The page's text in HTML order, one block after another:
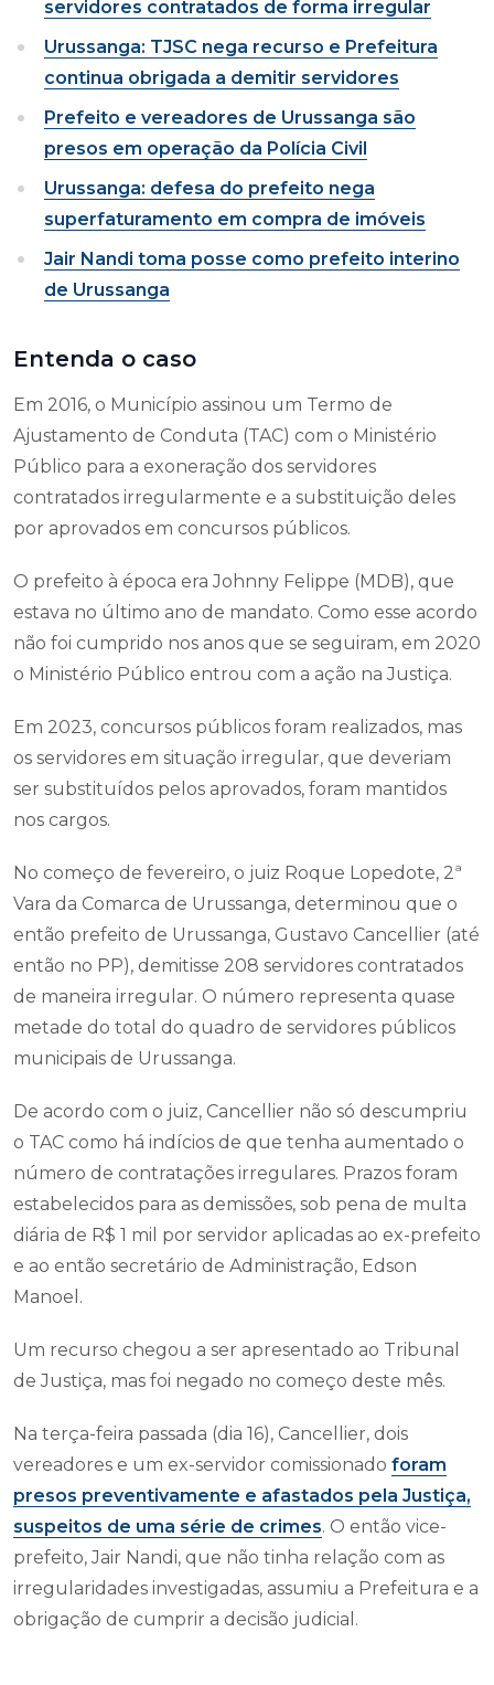
servidores contratados de forma irregular
Urussanga: TJSC nega recurso e Prefeitura
continua obrigada a demitir servidores
Prefeito e vereadores de Urussanga são
presos em operação da Polícia Civil
Urussanga: defesa do prefeito nega
superfaturamento em compra de imóveis
Jair Nandi toma posse como prefeito interino
de Urussanga
Entenda o caso
Em 2016, o Município assinou um Termo de
Ajustamento de Conduta (TAC) com o Ministério
Público para a exoneração dos servidores
contratados irregularmente e a substituição deles
por aprovados em concursos públicos.
O prefeito à época era Johnny Felippe (MDB), que
estava no último ano de mandato. Como esse acordo
não foi cumprido nos anos que se seguiram, em 2020
o Ministério Público entrou com a ação na Justiça.
Em 2023, concursos públicos foram realizados, mas
os servidores em situação irregular, que deveriam
ser substituídos pelos aprovados, foram mantidos
nos cargos.
No começo de fevereiro, o juiz Roque Lopedote, 2ª
Vara da Comarca de Urussanga, determinou que o
então prefeito de Urussanga, Gustavo Cancellier (até
então no PP), demitisse 208 servidores contratados
de maneira irregular. O número representa quase
metade do total do quadro de servidores públicos
municipais de Urussanga.
De acordo com o juiz, Cancellier não só descumpriu
o TAC como há indícios de que tenha aumentado o
número de contratações irregulares. Prazos foram
estabelecidos para as demissões, sob pena de multa
diária de R$ 1 mil por servidor aplicadas ao ex-prefeito
e ao então secretário de Administração, Edson
Manoel.
Um recurso chegou a ser apresentado ao Tribunal
de Justiça, mas foi negado no começo deste mês.
Na terça-feira passada (dia 16), Cancellier, dois
vereadores e um ex-servidor comissionado foram
presos preventivamente e afastados pela Justiça,
suspeitos de uma série de crimes. O então vice-
prefeito, Jair Nandi, que não tinha relação com as
irregularidades investigadas, assumiu a Prefeitura e a
obrigação de cumprir a decisão judicial.